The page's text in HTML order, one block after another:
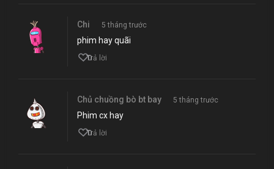
Chi 5 tháng trước
phim hay quãi
0
Trả lời
Chủ chuồng bò bt bay 5 tháng trước
Phim cx hay
0
Trả lời